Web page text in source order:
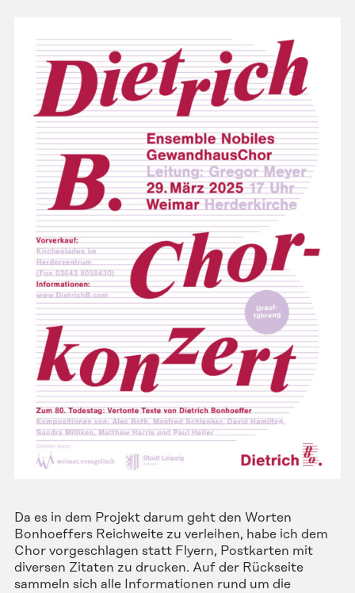
Da es in dem Projekt darum geht den Worten
Bonhoeffers Reichweite zu verleihen, habe ich dem
Chor vorgeschlagen statt Flyern, Postkarten mit
diversen Zitaten zu drucken. Auf der Rückseite
sammeln sich alle Informationen rund um die